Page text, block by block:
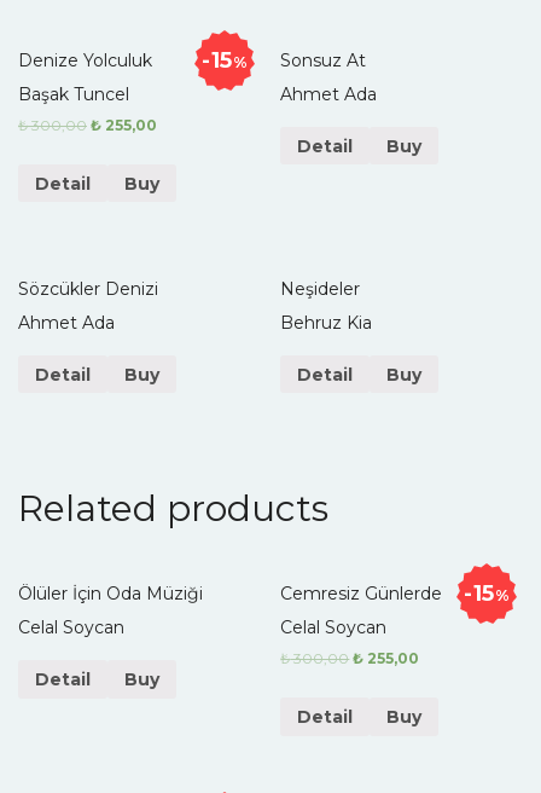
15%
Denize Yolculuk
Başak Tuncel
₺300,00 ₺ 255,00
Detail Buy
Sonsuz At
Ahmet Ada
Detail Buy
Sözcükler Denizi
Ahmet Ada
Detail Buy
Neşideler
Behruz Kia
Detail Buy
Related products
Ölüler İçin Oda Müziği
Celal Soycan
Detail Buy
15%
Cemresiz Günlerde
Celal Soycan
₺300,00 ₺ 255,00
Detail Buy